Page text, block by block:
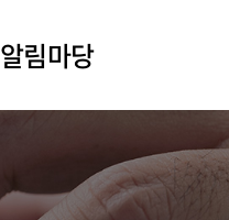
알림마당
경영공시